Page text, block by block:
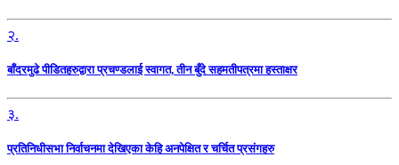
२.
बाँदरमुढे पीडितहरुद्वारा प्रचण्डलाई स्वागत, तीन बुँदे सहमतीपत्रमा हस्ताक्षर
३.
प्रतिनिधीसभा निर्वाचनमा देखिएका केहि अनपेक्षित र चर्चित प्रसंगहरु